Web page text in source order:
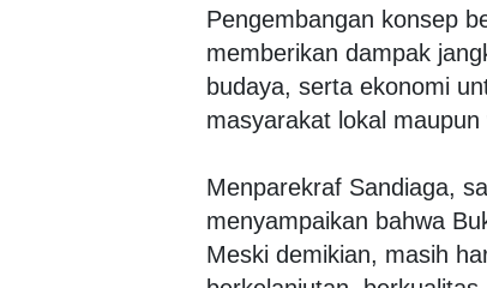
Pengembangan konsep
memberikan dampak
budaya, serta ekonomi
masyarakat lokal
Menparekraf Sandiaga,
menyampaikan bahwa
Meski demikian, masih